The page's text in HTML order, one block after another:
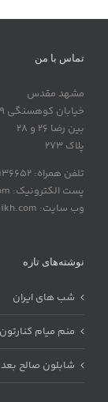
تماس با من
مشهد مقدس
خیابان کوهسنگی 19
بین رضا 26 و 28
پلاک 273
تلفن همراه: 09155136652
پست الکترونیک: info@golmikh.com
وب سایت: golmikh.com
نوشته‌های تازه
شب های ایران
منم میام
شابلون صالح